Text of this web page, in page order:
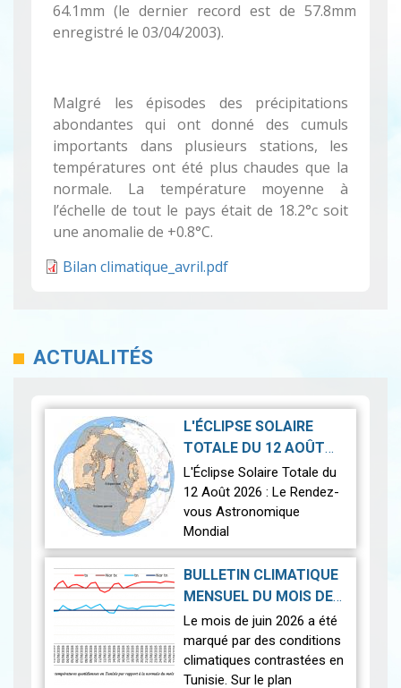
64.1mm (le dernier record est de 57.8mm
enregistré le 03/04/2003).
Malgré les épisodes des précipitations
abondantes qui ont donné des cumuls
importants dans plusieurs stations, les
températures ont été plus chaudes que la
normale. La température moyenne à
l’échelle de tout le pays était de 18.2°c soit
une anomalie de +0.8°C.
Bilan climatique_avril.pdf
ACTUALITÉS
L'ÉCLIPSE SOLAIRE
TOTALE DU 12 AOÛT
2026|2026-07-21
L'Éclipse Solaire Totale du
12 Août 2026 : Le Rendez-
vous Astronomique
Mondial
Le 12 août 2026, la Terre
connaîtra l'un des
astronomiques les plus
spectaculaires : une…
BULLETIN CLIMATIQUE
MENSUEL DU MOIS DE
JUIN 2026 |2026-07-14
Le mois de juin 2026 a été
marqué par des conditions
climatiques contrastées en
Tunisie. Sur le plan